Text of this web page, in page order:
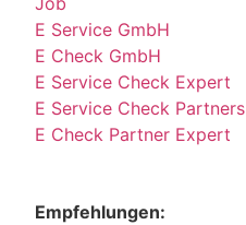
E Service GmbH
E Check GmbH
E Service Check Expert
E Service Check Partners
E Check Partner Expert
Empfehlungen: